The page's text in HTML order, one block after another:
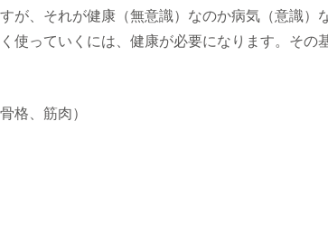
が、それが健康（無意識）なのか病気（意識）
使っていくには、健康が必要になります。その
格、筋肉）